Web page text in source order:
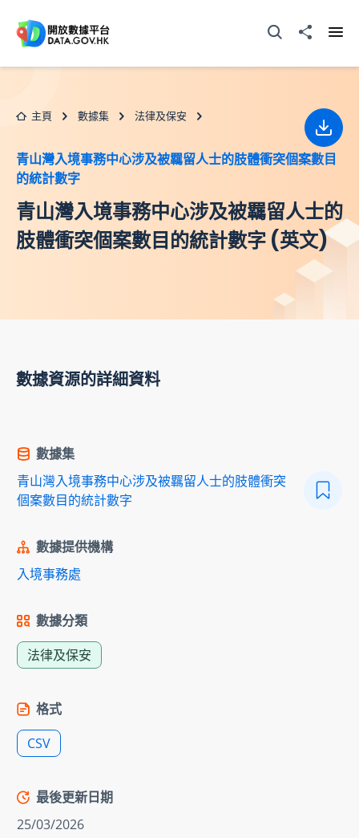
打開搜尋器分享至
主頁 數據集 法律及保安
青山灣入境事務中心涉及被羈留人士的肢體衝突個案數目
的統計數字
青山灣入境事務中心涉及被羈留人士的
肢體衝突個案數目的統計數字 (英文)
下載
數據資源的詳細資料
數據集
青山灣入境事務中心涉及被羈留人士的肢體衝突
個案數目的統計數字
數據提供機構
入境事務處
數據分類
法律及保安
格式
CSV
最後更新日期
25/03/2026